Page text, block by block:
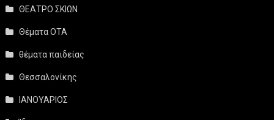
ΘΕΑΤΡΟ ΣΚΙΩΝ
Θέματα ΟΤΑ
θέματα παιδείας
Θεσσαλονίκης
ΙΑΝΟΥΑΡΙΟΣ